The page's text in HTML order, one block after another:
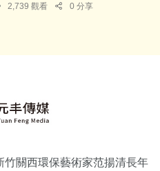
2,739 觀看 0 分享
竹關西環保藝術家范揚清長年